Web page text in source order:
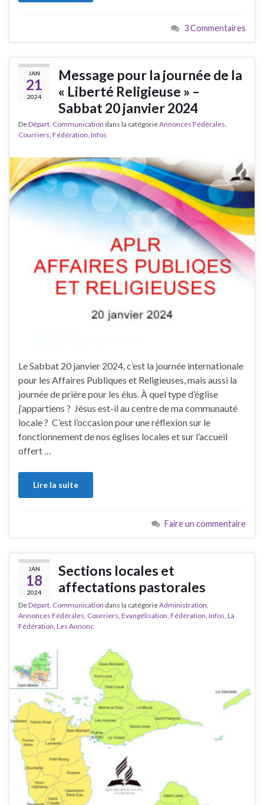
3 Commentaires
JAN
21
2024
Message pour la journée de la
« Liberté Religieuse » –
Sabbat 20 janvier 2024
DeDépart. Communication dans la catégorieAnnonces Fédérales,
Courriers, Fédération, Infos
Le Sabbat 20 janvier 2024, c’est la journée internationale
pour les Affaires Publiques et Religieuses, mais aussi la
journée de prière pour les élus. À quel type d’église
j‘appartiens ? Jésus est-il au centre de ma communauté
locale ? C’est l’occasion pour une réflexion sur le
fonctionnement de nos églises locales et sur l’accueil
offert …
Lire la suite
Faire un commentaire
JAN
18
2024
Sections locales et
affectations pastorales
DeDépart. Communication dans la catégorieAdministration
Annonces Fédérales Courriers Evangélisation Fédération Infos La
Fédération Les Annonc